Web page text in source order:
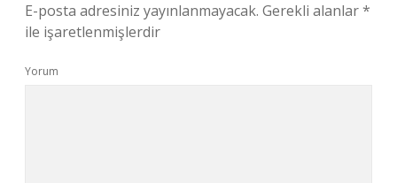
E-posta adresiniz yayınlanmayacak. Gerekli alanlar*
ile işaretlenmişlerdir
Yorum